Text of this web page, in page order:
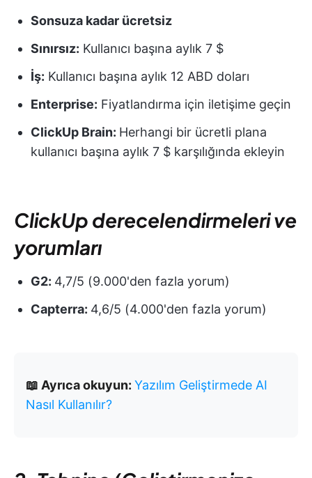
Sonsuza kadar ücretsiz
Sınırsız: Kullanıcı başına aylık 7 $
İş: Kullanıcı başına aylık 12 ABD doları
Enterprise: Fiyatlandırma için iletişime geçin
ClickUp Brain: Herhangi bir ücretli plana
kullanıcı başına aylık 7 $ karşılığında ekleyin
ClickUp derecelendirmeleri ve
yorumları
G2: 4,7/5 (9.000'den fazla yorum)
Capterra: 4,6/5 (4.000'den fazla yorum)
📖 Ayrıca okuyun: Yazılım Geliştirmede AI
Nasıl Kullanılır?